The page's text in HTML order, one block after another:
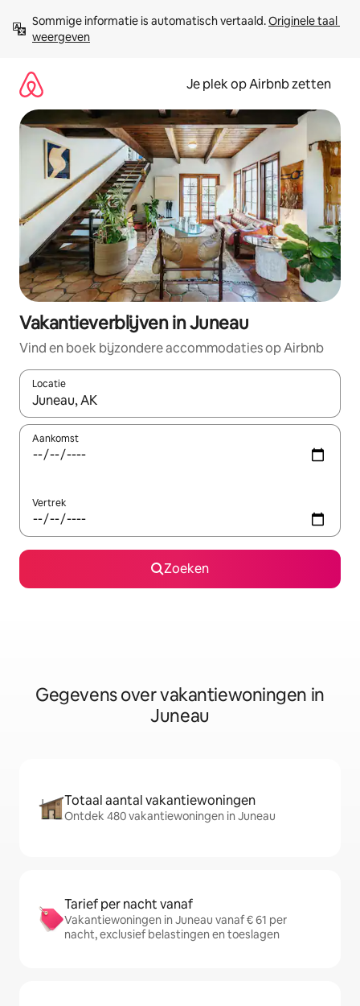
direct
naar
Sommige informatie is automatisch vertaald. Originele taal
weergeven
Je plek op Airbnb zetten
Vakantieverblijven in Juneau
Vind en boek bijzondere accommodaties op Airbnb
Locatie
Wanneer er resultaten beschikbaar zijn, maak je een keuze
Aankomst
Vertrek
Zoeken
Gegevens over vakantiewoningen in
Juneau
Totaal aantal vakantiewoningen
Ontdek 480 vakantiewoningen in Juneau
Tarief per nacht vanaf
Vakantiewoningen in Juneau vanaf € 61 per
nacht, exclusief belastingen en toeslagen